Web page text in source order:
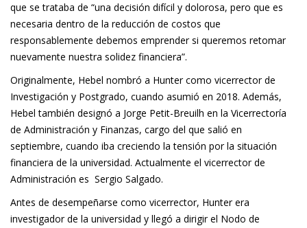
que se trataba de “una decisión difícil y dolorosa, pero que es
necesaria dentro de la reducción de costos que
responsablemente debemos emprender si queremos retomar
nuevamente nuestra solidez financiera”.
Originalmente, Hebel nombró a Hunter como vicerrector de
Investigación y Postgrado, cuando asumió en 2018. Además,
Hebel también designó a Jorge Petit-Breuilh en la Vicerrectoría
de Administración y Finanzas, cargo del que salió en
septiembre, cuando iba creciendo la tensión por la situación
financiera de la universidad. Actualmente el vicerrector de
Administración es Sergio Salgado.
Antes de desempeñarse como vicerrector, Hunter era
investigador de la universidad y llegó a dirigir el Nodo de